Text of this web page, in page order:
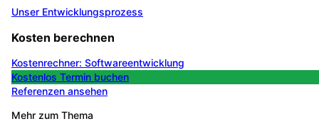
Unser Entwicklungsprozess
Kosten berechnen
Kostenrechner: Softwareentwicklung
Kostenlos Termin buchen
Referenzen ansehen
Mehr zum Thema